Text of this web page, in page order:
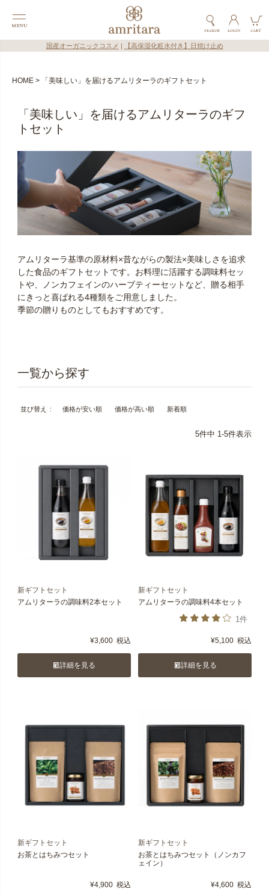
国産オーガニックコスメ 【高保湿化粧水付き】日焼け止め
HOME 「美味しい」を届けるアムリターラのギフトセット
「美味しい」を届けるアムリターラのギフ
トセット
アムリターラ基準の原材料×昔ながらの製法×美味しさを追求
した食品のギフトセットです。お料理に活躍する調味料セッ
トや、ノンカフェインのハーブティーセットなど、贈る相手
にきっと喜ばれる4種類をご用意しました。
季節の贈りものとしてもおすすめです。
並び替え 価格が安い順 価格が高い順 新着順
5件中 1-5件表示
新ギフトセット
アムリターラの調味料2本セット
¥3,600 税込
詳細を見る
新ギフトセット
アムリターラの調味料4本セット
1件
¥5,100 税込
詳細を見る
新ギフトセット
お茶とはちみつセット
¥4,900 税込
新ギフトセット
お茶とはちみつセット（ノンカフ
ェイン）
¥4,600 税込